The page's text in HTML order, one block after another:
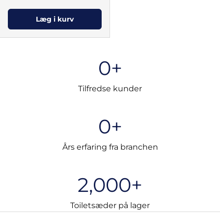
Læg i kurv
0+
Tilfredse kunder
0+
Års erfaring fra branchen
2,000+
Toiletsæder på lager